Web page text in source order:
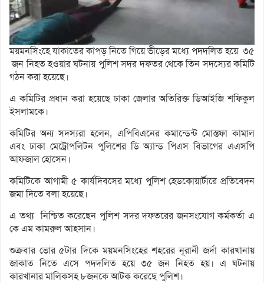
ময়মনসিংহে যাকাতের কাপড় নিতে গিয়ে ভীড়ের মধ্যে পদদলিত হয়ে ৩৫
জন নিহত হওয়ার ঘটনায় পুলিশ সদর দফতর থেকে তিন সদস্যের কমিটি
গঠন করা হয়েছে।
এ কমিটির প্রধান করা হয়েছে ঢাকা জেলার অতিরিক্ত ডিআইজি শফিকুল
ইসলামকে।
কমিটির অন্য সদস্যরা হলেন, এপিবিএনের কমান্ডেন্ট মোস্তফা কামাল
এবং ঢাকা মেট্রোপলিটন পুলিশের ডি অ্যান্ড পিএস বিভাগের এএসপি
আফজাল হোসেন।
কমিটিকে আগামী ৫ কার্যদিবসের মধ্যে পুলিশ হেডকোয়ার্টারে প্রতিবেদন
জমা দিতে বলা হয়েছে।
এ তথ্য নিশ্চিত করেছেন পুলিশ সদর দফতরের জনসংযোগ কর্মকর্তা এ
কে এম কামরুল আহসান।
শুক্রবার ভোর ৫টার দিকে ময়মনসিংহের শহরের নূরানী জর্দা কারখানায়
জাকাত নিতে এসে পদদলিত হয়ে ৩৫ জন নিহত হয়। এ ঘটনায়
কারখানার মালিকসহ ৮জনকে আটক করেছে পুলিশ।